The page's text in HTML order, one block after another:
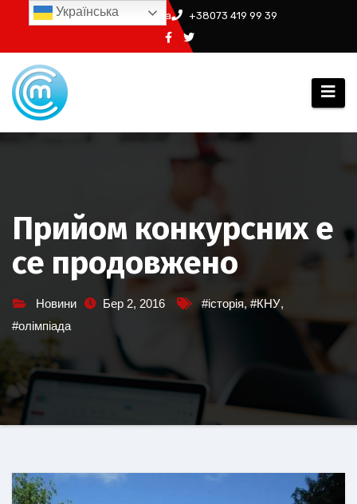
Перейти
вмісту
info@ssm.in.ua +38073 419 99 39
Прийом конкурсних е
се продовжено
Новини Бер 2, 2016 #історія, #КНУ,
#олімпіада
Українська